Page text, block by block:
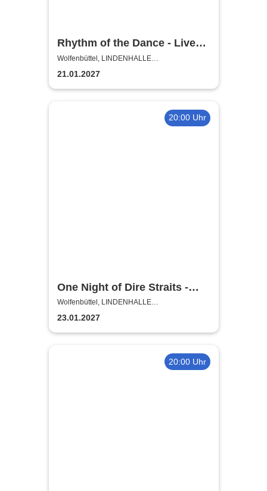
Rhythm of the Dance - Live
2027
Wolfenbüttel, LINDENHALLE
WOLFENBÜTTEL
21.01.2027
20:00 Uhr
One Night of Dire Straits -
Tribute Show
Wolfenbüttel, LINDENHALLE
WOLFENBÜTTEL
23.01.2027
20:00 Uhr